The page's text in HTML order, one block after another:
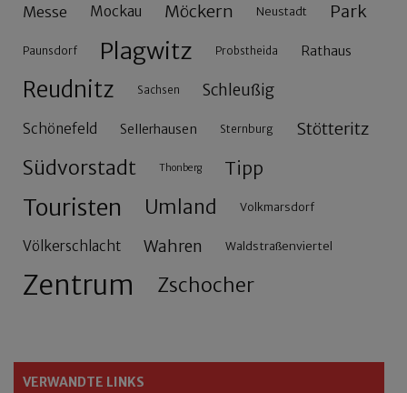
Messe Mockau Möckern Neustadt Park
Paunsdorf Plagwitz Probstheida Rathaus
Reudnitz Sachsen Schleußig
Schönefeld Sellerhausen Sternburg Stötteritz
Südvorstadt Thonberg Tipp
Touristen Umland Volkmarsdorf
Völkerschlacht Wahren Waldstraßenviertel
Zentrum Zschocher
VERWANDTE LINKS